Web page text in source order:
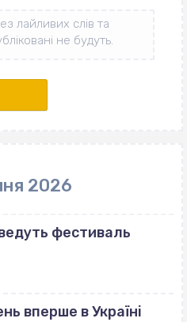
2026
фестиваль
вперше в Україні